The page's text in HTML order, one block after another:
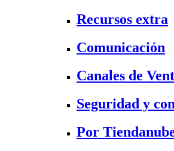
Recursos extra
Comunicación
Canales de
Seguridad y
Por